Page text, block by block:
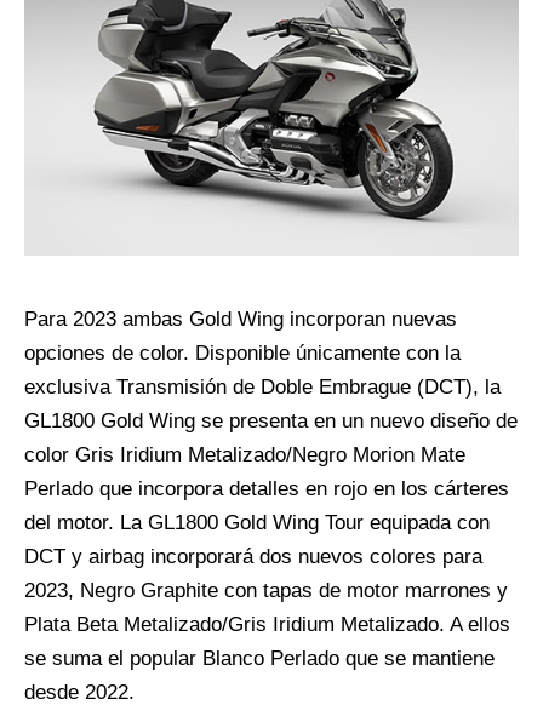
Para 2023 ambas Gold Wing incorporan nuevas
opciones de color. Disponible únicamente con la
exclusiva Transmisión de Doble Embrague (DCT), la
GL1800 Gold Wing se presenta en un nuevo diseño de
color Gris Iridium Metalizado/Negro Morion Mate
Perlado que incorpora detalles en rojo en los cárteres
del motor. La GL1800 Gold Wing Tour equipada con
DCT y airbag incorporará dos nuevos colores para
2023, Negro Graphite con tapas de motor marrones y
Plata Beta Metalizado/Gris Iridium Metalizado. A ellos
se suma el popular Blanco Perlado que se mantiene
desde 2022.